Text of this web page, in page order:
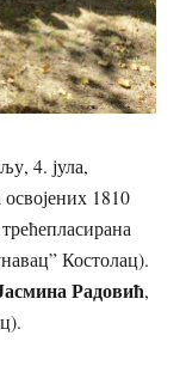
4. јула,
освојених 1810
Костолац).
Радовић,